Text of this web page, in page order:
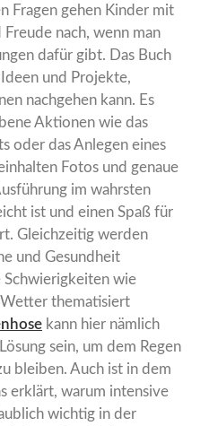
Fragen gehen Kinder mit
nach, wenn man
dafür gibt. Das Buch
und Projekte,
nachgehen kann. Es
Aktionen wie das
oder das Anlegen eines
Fotos und genaue
im wahrsten
ist und einen Spaß für
Gleichzeitig werden
und Gesundheit
wie
Wetter thematisiert
kann hier nämlich
sein, um dem Regen
bleiben. Auch ist in dem
erklärt, warum intensive
wichtig in der